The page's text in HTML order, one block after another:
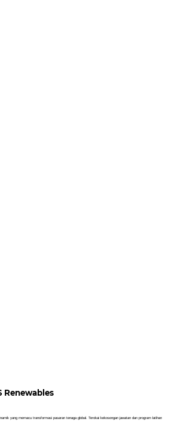
Renewables
yang memacu transformasi pasaran tenaga global. Terokai kekosongan jawatan dan program latihan